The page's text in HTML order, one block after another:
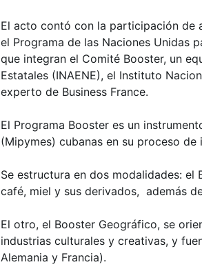
El acto contó con la participación de
el Programa de las Naciones Unidas
que integran el Comité Booster, un
Estatales (INAENE), el Instituto
experto de Business France.
El Programa Booster es un
(Mipymes) cubanas en su proceso
Se estructura en dos modalidades:
café, miel y sus derivados, además
El otro, el Booster Geográfico, se
industrias culturales y creativas, y
Alemania y Francia).